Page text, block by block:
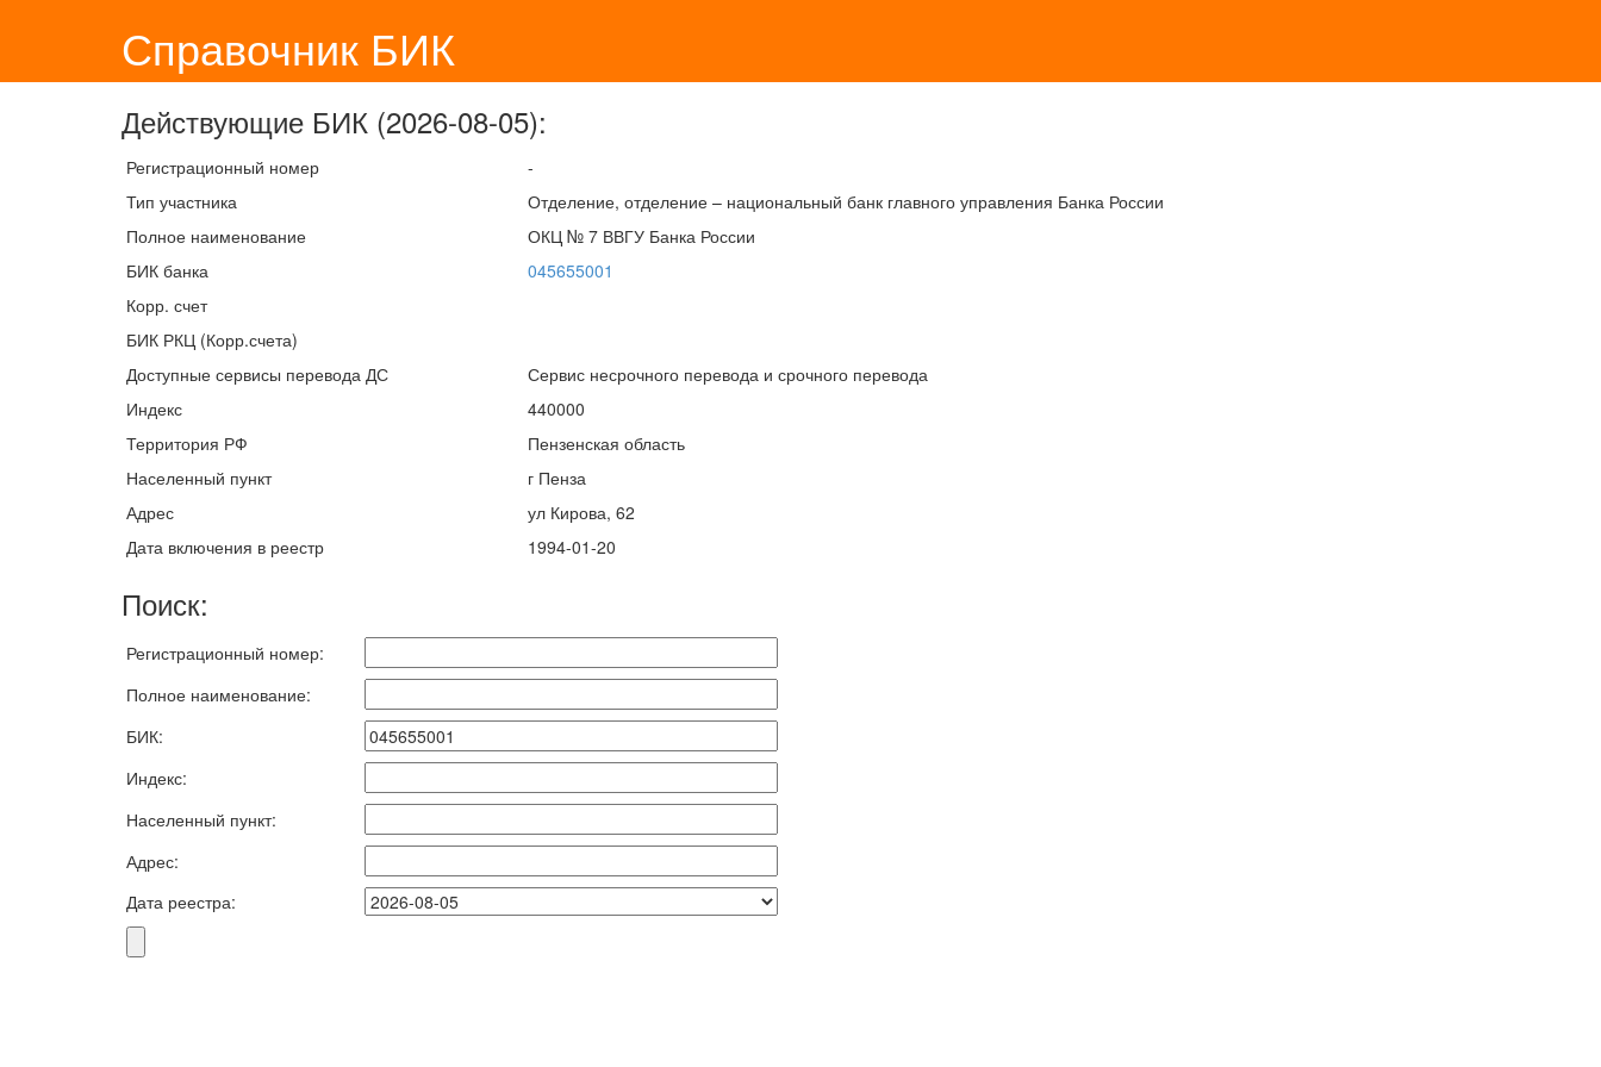
Справочник БИК
Действующие БИК (2026-08-05):
Регистрационный номер
-
Тип участника
Отделение, отделение – национальный банк главного управления Банка России
Полное наименование
ОКЦ № 7 ВВГУ Банка России
БИК банка
045655001
Корр. счет
БИК РКЦ (Корр.счета)
Доступные сервисы перевода ДС
Сервис несрочного перевода и срочного перевода
Индекс
440000
Территория РФ
Пензенская область
Населенный пункт
г Пенза
Адрес
ул Кирова, 62
Дата включения в реестр
1994-01-20
Поиск:
Регистрационный номер:
Полное наименование:
БИК:
Индекс:
Населенный пункт:
Адрес:
Дата реестра: